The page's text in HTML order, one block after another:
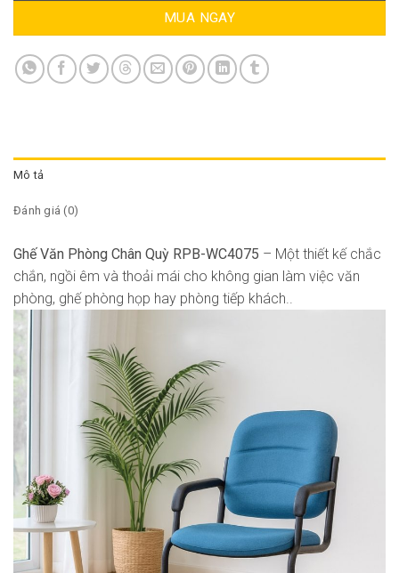
MUA NGAY
Mô tả
Đánh giá (0)
Ghế Văn Phòng Chân Quỳ RPB-WC4075 – Một thiết kế chắc
chắn, ngồi êm và thoải mái cho không gian làm việc văn
phòng, ghế phòng họp hay phòng tiếp khách..